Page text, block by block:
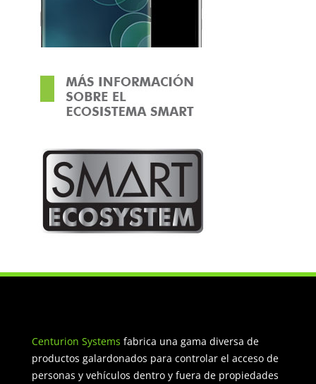
Centurion Systems fabrica una gama diversa de
productos galardonados para controlar el acceso de
personas y vehículos dentro y fuera de propiedades